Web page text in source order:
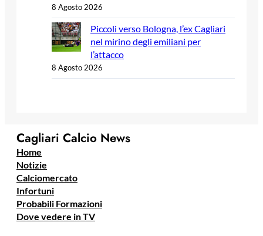
8 Agosto 2026
Piccoli verso Bologna, l’ex Cagliari
nel mirino degli emiliani per
l’attacco
8 Agosto 2026
Cagliari Calcio News
Home
Notizie
Calciomercato
Infortuni
Probabili Formazioni
Dove vedere in TV